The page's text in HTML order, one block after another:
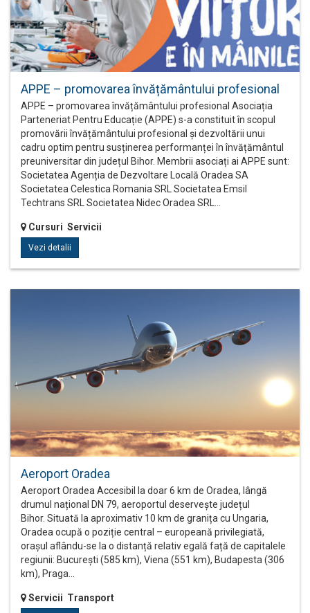
APPE – promovarea învățământului profesional
APPE – promovarea învățământului profesional Asociația
Parteneriat Pentru Educație (APPE) s-a constituit în scopul
promovării învățământului profesional și dezvoltării unui
cadru optim pentru susținerea performanței în învățământul
preuniversitar din județul Bihor. Membrii asociați ai APPE sunt:
Societatea Agenția de Dezvoltare Locală Oradea SA
Societatea Celestica Romania SRL Societatea Emsil
Techtrans SRL Societatea Nidec Oradea SRL…
Cursuri Servicii
Vezi detalii
Aeroport Oradea
Aeroport Oradea Accesibil la doar 6 km de Oradea, lângă
drumul național DN 79, aeroportul deservește județul
Bihor. Situată la aproximativ 10 km de granița cu Ungaria,
Oradea ocupă o poziție central – europeană privilegiată,
orașul aflându-se la o distanță relativ egală față de capitalele
regiunii: București (585 km), Viena (551 km), Budapesta (306
km), Praga…
Servicii Transport